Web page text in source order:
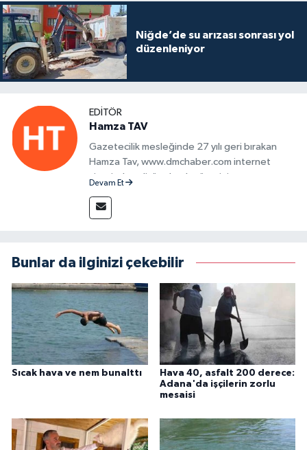
Niğde’de su arızası sonrası yol
düzenleniyor
EDITÖR
Hamza TAV
Gazetecilik mesleğinde 27 yılı geri bırakan
Hamza Tav, www.dmchaber.com internet
sitesinde editör olarak görevini
Devam Et
Bunlar da ilginizi çekebilir
Sıcak hava ve nem bunalttı
Hava 40, asfalt 200 derece:
Adana'da işçilerin zorlu
mesaisi